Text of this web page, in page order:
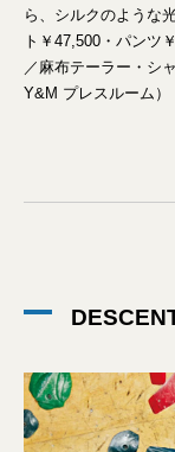
ら、シルクのような
ト￥47,500・パンツ
／麻布テーラー・シ
Y&M プレスルーム）